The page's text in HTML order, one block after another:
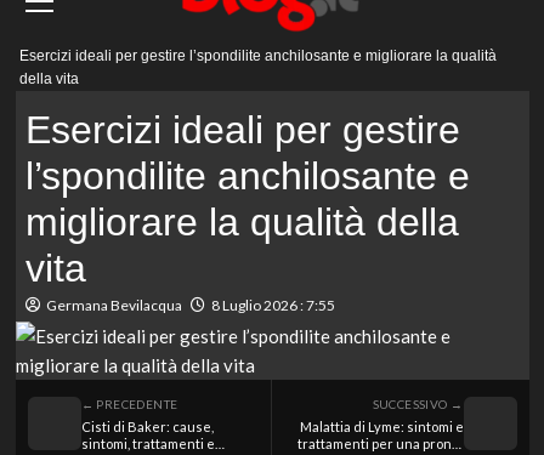
principale
Esercizi ideali per gestire l’spondilite anchilosante e migliorare la qualità
della vita
Esercizi ideali per gestire
l’spondilite anchilosante e
migliorare la qualità della
vita
Germana Bevilacqua 8 Luglio 2026 : 7:55
← PRECEDENTE
Cisti di Baker: cause,
sintomi, trattamenti e
SUCCESSIVO →
Malattia di Lyme: sintomi e
trattamenti per una pronta